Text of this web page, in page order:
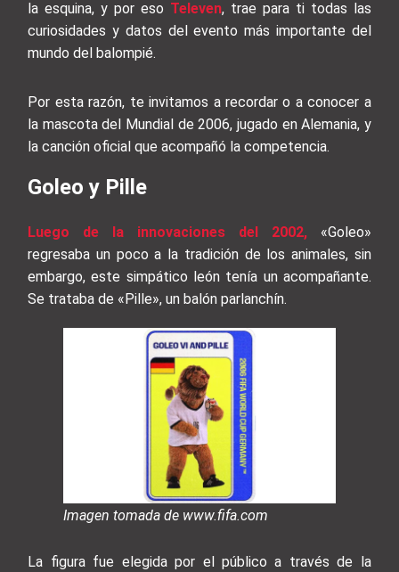
la esquina, y por eso Televen, trae para ti todas las
curiosidades y datos del evento más importante del
mundo del balompié.
Por esta razón, te invitamos a recordar o a conocer a
la mascota del Mundial de 2006, jugado en Alemania, y
la canción oficial que acompañó la competencia.
Goleo y Pille
Luego de la innovaciones del 2002,«Goleo»
regresaba un poco a la tradición de los animales, sin
embargo, este simpático león tenía un acompañante.
Se trataba de «Pille», un balón parlanchín.
Imagen tomada de www.fifa.com
La figura fue elegida por el público a través de la